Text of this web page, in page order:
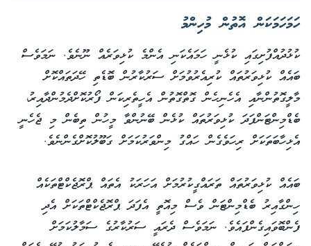
ހަމަހަމަކަން އޮތުން މުހިންމު
ކުޅުދުއްފުށިގައި ކުޅެނީ ހަމައެކަނި އެންމެ ކުޅިވަރެއް ނޫނެވެ. ނަމަވެސް
ބައެއް ކުޅިވަރުތައް ކުރިއެރުވުމަށް ސަރުކާރުން ބޮޑެތި ހޭދަތައްކޮށް
މާލީގޮތުންނާއި އެހެނިހެން ގޮތްގޮތުން އެހީތެރިކަން ފޯރުކޮށްދެމުންދާއިރު،
ބެޑްމިންޓަންފަދަ ކުޅިވަރުތައް ކުޅެން ބޭނުންވާ މީހުން ތިބެން މި ޖެހެނީ
އެޅިހާބަތަކަށް ރިހަވެގެން ހައްގު މިންވަރުކަމަށް ގަބޫލުކޮށްގެންނެވެ.
ބައެއް ކުޅިވަރުތައް ތަރައްގީކުރުމަށް އަހަރަކު އެތައް ޕްރޮޖެކްޓްތަކެއް
ހިންގާއިރު ބެޑްމިންޓަން ވެސް މިއޮތީ އެފަދަ ޕްރޮޖެކްޓްތަކަށް އެދި
ފެންބޮވައިގެންފައެވެ. ނަމަވެސް ދެރައީ ސަރުކާރުގެ ސަމާލުކަމަށް